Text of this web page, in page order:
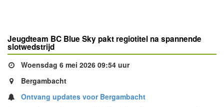
Jeugdteam BC Blue Sky pakt regiotitel na spannende
slotwedstrijd
Woensdag 6 mei 2026 09:54 uur
Bergambacht
Ontvang updates voor Bergambacht